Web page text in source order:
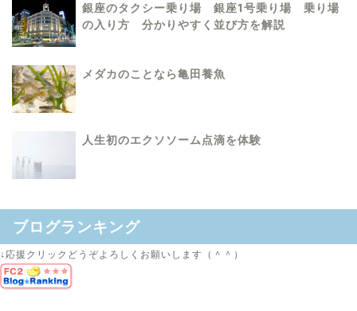
銀座のタクシー乗り場 銀座1号乗り場 乗り場
の入り方 分かりやすく並び方を解説
メダカのことなら亀田養魚
人生初のエクソソーム点滴を体験
ブログランキング
↓応援クリックどうぞよろしくお願いします（＾＾）